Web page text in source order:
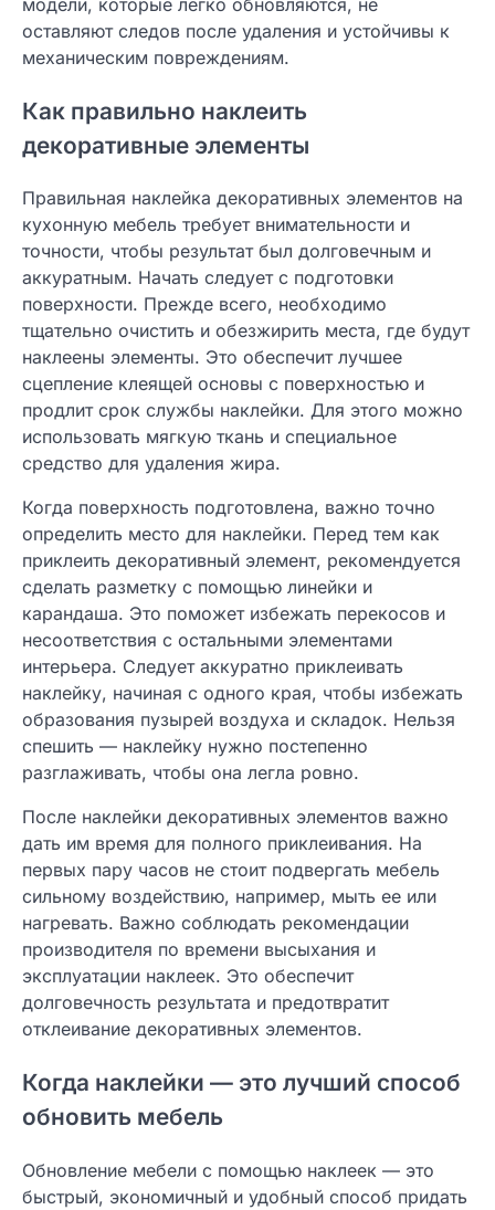
оставляют следов после удаления и устойчивы к
механическим повреждениям.
Как правильно наклеить
декоративные элементы
Правильная наклейка декоративных элементов на
кухонную мебель требует внимательности и
точности, чтобы результат был долговечным и
аккуратным. Начать следует с подготовки
поверхности. Прежде всего, необходимо
тщательно очистить и обезжирить места, где будут
наклеены элементы. Это обеспечит лучшее
сцепление клеящей основы с поверхностью и
продлит срок службы наклейки. Для этого можно
использовать мягкую ткань и специальное
средство для удаления жира.
Когда поверхность подготовлена, важно точно
определить место для наклейки. Перед тем как
приклеить декоративный элемент, рекомендуется
сделать разметку с помощью линейки и
карандаша. Это поможет избежать перекосов и
несоответствия с остальными элементами
интерьера. Следует аккуратно приклеивать
наклейку, начиная с одного края, чтобы избежать
образования пузырей воздуха и складок. Нельзя
спешить — наклейку нужно постепенно
разглаживать, чтобы она легла ровно.
После наклейки декоративных элементов важно
дать им время для полного приклеивания. На
первых пару часов не стоит подвергать мебель
сильному воздействию, например, мыть ее или
нагревать. Важно соблюдать рекомендации
производителя по времени высыхания и
эксплуатации наклеек. Это обеспечит
долговечность результата и предотвратит
отклеивание декоративных элементов.
Когда наклейки — это лучший способ
обновить мебель
Обновление мебели с помощью наклеек — это
быстрый, экономичный и удобный способ придать